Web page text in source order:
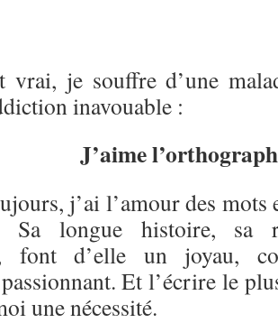
vrai, je souffre d’une
inavouable :
J’aime
j’ai l’amour des mots
Sa longue histoire, sa
font d’elle un joyau,
Et l’écrire le
une nécessité.